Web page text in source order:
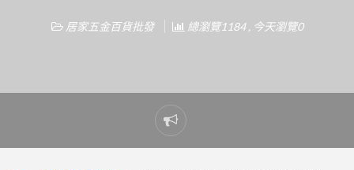
居家五金百貨批發 總瀏覽1184 , 今天瀏覽0
Report
problem